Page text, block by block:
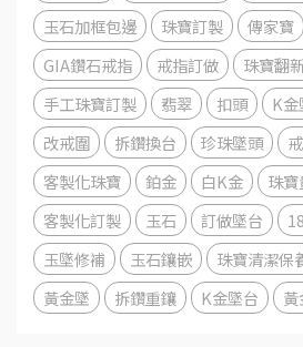
玉石加框包邊
珠寶訂製 傳家寶
GIA鑽石戒指
戒指訂做 珠寶翻
手工珠寶訂製
翡翠 扣頭 K金
改戒圍
拆鑽換台 珍珠墜頭
客製化珠寶
鉑金 白K金
珠
客製化訂製
玉石 訂做墜台
玉墜修補
玉石鑲嵌 珠寶清潔保
黃金墜
拆鑽重鑲 K金墜台